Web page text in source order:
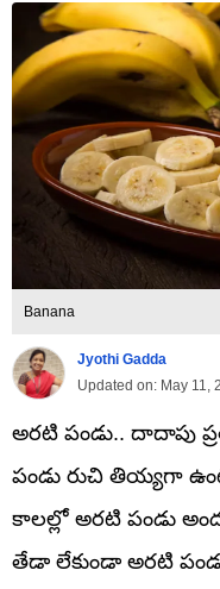
Banana
Jyothi Gadda
Updated on: May 11,
అరటి పండు.. దాదాపు
పండు రుచి తియ్యగా
కాలల్లో అరటి పండు
తేడా లేకుండా అరటి